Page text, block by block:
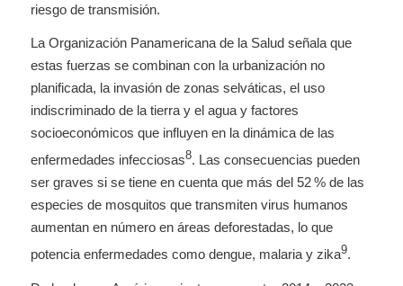
riesgo de transmisión.
La Organización Panamericana de la Salud señala que
estas fuerzas se combinan con la urbanización no
planificada, la invasión de zonas selváticas, el uso
indiscriminado de la tierra y el agua y factores
socioeconómicos que influyen en la dinámica de las
enfermedades infecciosas8. Las consecuencias pueden
ser graves si se tiene en cuenta que más del 52 % de las
especies de mosquitos que transmiten virus humanos
aumentan en número en áreas deforestadas, lo que
potencia enfermedades como dengue, malaria y zika9.